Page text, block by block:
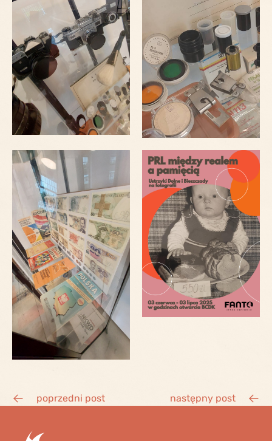
poprzedni post następny post